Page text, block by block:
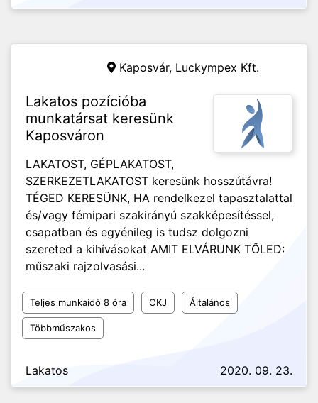
Kaposvár, Luckympex Kft.
Lakatos pozícióba
munkatársat keresünk
Kaposváron
LAKATOST, GÉPLAKATOST,
SZERKEZETLAKATOST keresünk hosszútávra!
TÉGED KERESÜNK, HA rendelkezel tapasztalattal
és/vagy fémipari szakirányú szakképesítéssel,
csapatban és egyénileg is tudsz dolgozni
szereted a kihívásokat AMIT ELVÁRUNK TŐLED:
műszaki rajzolvasási...
Teljes munkaidő 8 óra OKJ Általános
Többműszakos
Lakatos 2020. 09. 23.